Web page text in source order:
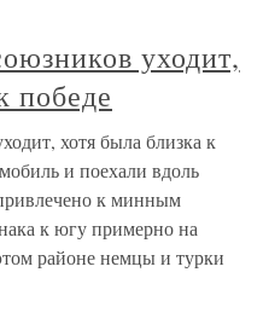
уходит,
победе
хотя была близка к
и поехали вдоль
к минным
к югу примерно на
районе немцы и турки